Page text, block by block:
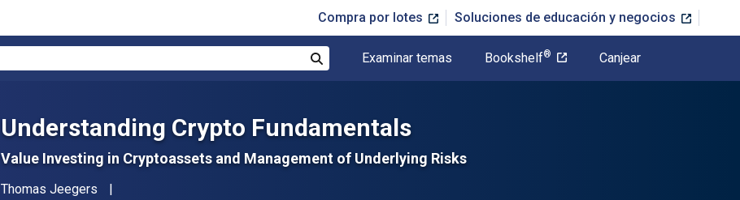
Compra por lotes Soluciones de educación y negocios
Examinar temas Bookshelf® Canjear
Understanding Crypto Fundamentals
Value Investing in Cryptoassets and Management of Underlying Risks
Autor(es)
Thomas Jeegers